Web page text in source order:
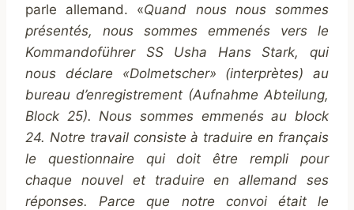
parle allemand. «Quand nous nous sommes
présentés, nous sommes emmenés vers le
Kommandoführer SS Usha Hans Stark, qui
nous déclare «Dolmetscher» (interprètes) au
bureau d’enregistrement (Aufnahme Abteilung,
Block 25). Nous sommes emmenés au block
24. Notre travail consiste à traduire en français
le questionnaire qui doit être rempli pour
chaque nouvel et traduire en allemand ses
réponses. Parce que notre convoi était le